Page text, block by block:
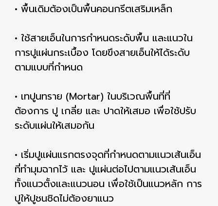
• พื้นเดิมต้องเป็นพื้นคอนกรีตเสริมเหล็ก
• ใช้สายเอ็นในการกำหนดระดับพื้น และแนวใน
การปูแผ่นกระเบื้อง โดยขึงสายเอ็นให้ได้ระดับ
ตามแบบที่กำหนด
• เทปูนทราย (Mortar) ในบริเวณพื้นที่ที่
ต้องการ ปู เกลี่ย และ ปาดให้เสมอ เพื่อใช้ปรับ
ระดับแผ่นให้เสมอกัน
• เริ่มปูแผ่นแรกตรงจุดที่กำหนดตามแนวเส้นเอ็น
ที่ทำมุมฉากไว้ และ ปูแผ่นต่อไปตามแนวเส้นเอ็น
ทั้งแนวตั้งและแนวนอน เพื่อใช้เป็นแนวหลัก การ
ปูให้ปูชนชิดไม่ต้องยาแนว